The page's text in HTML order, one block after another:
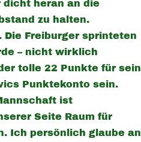
dicht heran an die
zu halten.
Freiburger sprinteten
– nicht wirklich
tolle 22 Punkte für sein
Punktekonto sein.
ist
Seite Raum für
Ich persönlich glaube an